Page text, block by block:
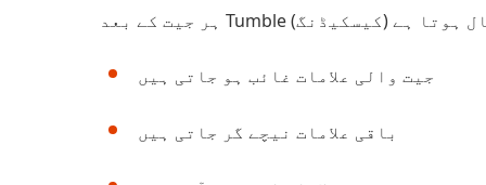
جیت والی علامات غائب ہو جاتی ہیں
باقی علامات نیچے گر جاتی ہیں